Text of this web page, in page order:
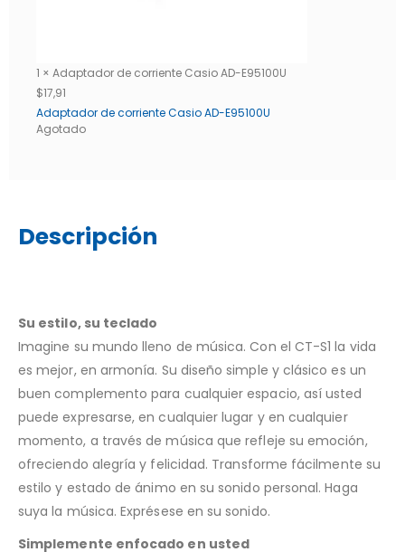
1 × Adaptador de corriente Casio AD-E95100U
$17,91
Adaptador de corriente Casio AD-E95100U
Agotado
Descripción
Su estilo, su teclado
Imagine su mundo lleno de música. Con el CT-S1 la vida
es mejor, en armonía. Su diseño simple y clásico es un
buen complemento para cualquier espacio, así usted
puede expresarse, en cualquier lugar y en cualquier
momento, a través de música que refleje su emoción,
ofreciendo alegría y felicidad. Transforme fácilmente su
estilo y estado de ánimo en su sonido personal. Haga
suya la música. Exprésese en su sonido.
Simplemente enfocado en usted